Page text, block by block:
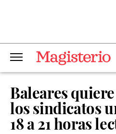
Baleares
los sindicatos
18 a 21 horas